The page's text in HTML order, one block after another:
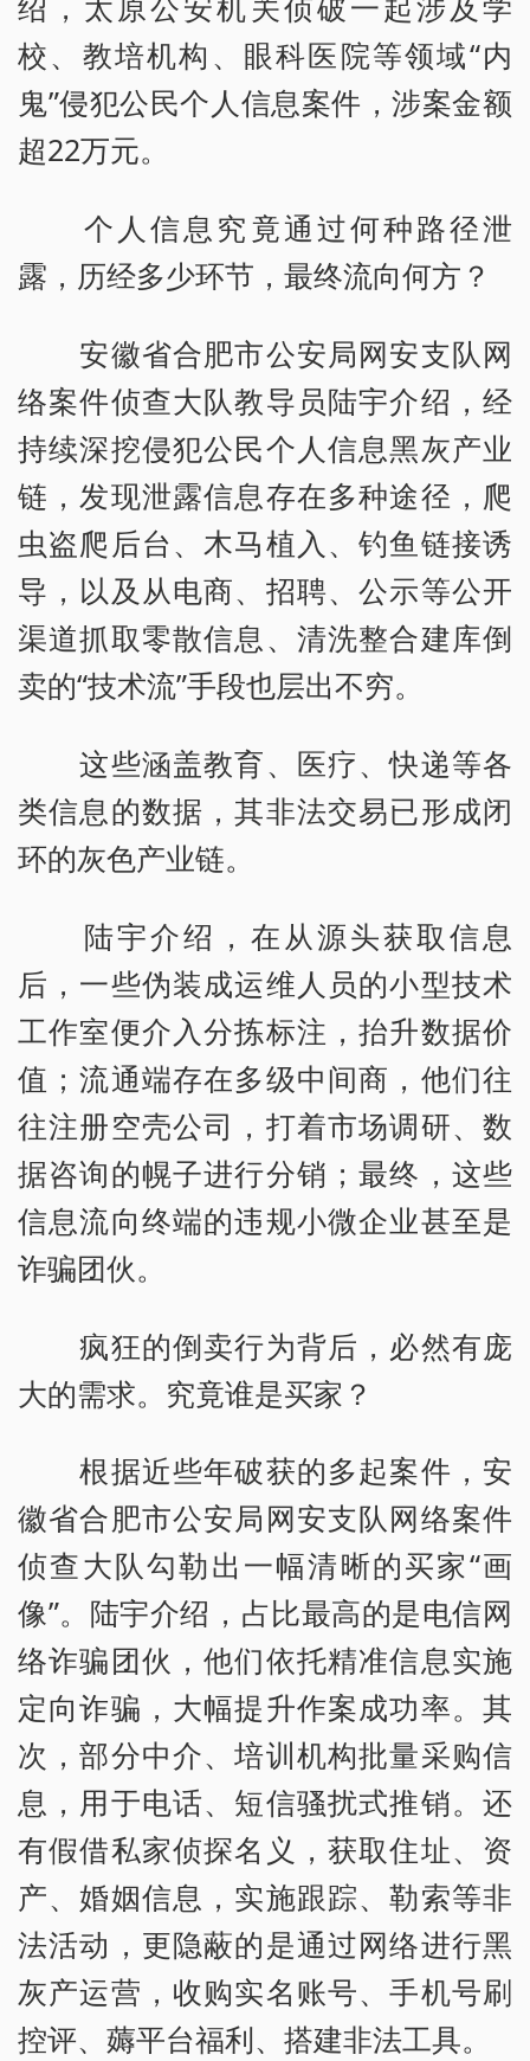
校、教培机构、眼科医院等领域“内
鬼”侵犯公民个人信息案件，涉案金额
超22万元。
个人信息究竟通过何种路径泄
露，历经多少环节，最终流向何方？
安徽省合肥市公安局网安支队网
络案件侦查大队教导员陆宇介绍，经
持续深挖侵犯公民个人信息黑灰产业
链，发现泄露信息存在多种途径，爬
虫盗爬后台、木马植入、钓鱼链接诱
导，以及从电商、招聘、公示等公开
渠道抓取零散信息、清洗整合建库倒
卖的“技术流”手段也层出不穷。
这些涵盖教育、医疗、快递等各
类信息的数据，其非法交易已形成闭
环的灰色产业链。
陆宇介绍，在从源头获取信息
后，一些伪装成运维人员的小型技术
工作室便介入分拣标注，抬升数据价
值；流通端存在多级中间商，他们往
往注册空壳公司，打着市场调研、数
据咨询的幌子进行分销；最终，这些
信息流向终端的违规小微企业甚至是
诈骗团伙。
疯狂的倒卖行为背后，必然有庞
大的需求。究竟谁是买家？
根据近些年破获的多起案件，安
徽省合肥市公安局网安支队网络案件
侦查大队勾勒出一幅清晰的买家“画
像”。陆宇介绍，占比最高的是电信网
络诈骗团伙，他们依托精准信息实施
定向诈骗，大幅提升作案成功率。其
次，部分中介、培训机构批量采购信
息，用于电话、短信骚扰式推销。还
有假借私家侦探名义，获取住址、资
产、婚姻信息，实施跟踪、勒索等非
法活动，更隐蔽的是通过网络进行黑
灰产运营，收购实名账号、手机号刷
控评、薅平台福利、搭建非法工具。